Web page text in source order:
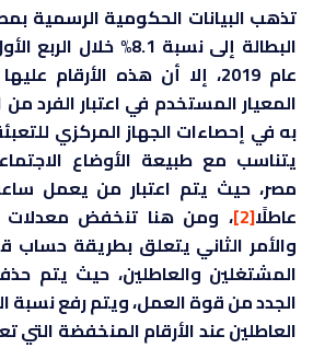
تذهب البيانات الحكومية الرسمية
البطالة إلى نسبة 8.1%
عام 2019، إلا أن هذه الأرقام
المعيار المستخدم في اعتبار الفرد
به في إحصاءات الجهاز المركزي
يتناسب مع طبيعة الأوضاع
مصر، حيث يتم اعتبار من يعمل
عاطلًا[2] ، ومن هنا تنخفض معدلات
والأمر الثاني يتعلق بطريقة حساب
المشتغلين والعاطلين، حيث يتم
الجدد من قوة العمل، ويتم رفع نسبة
العاطلين عند الأرقام المنخفضة التي